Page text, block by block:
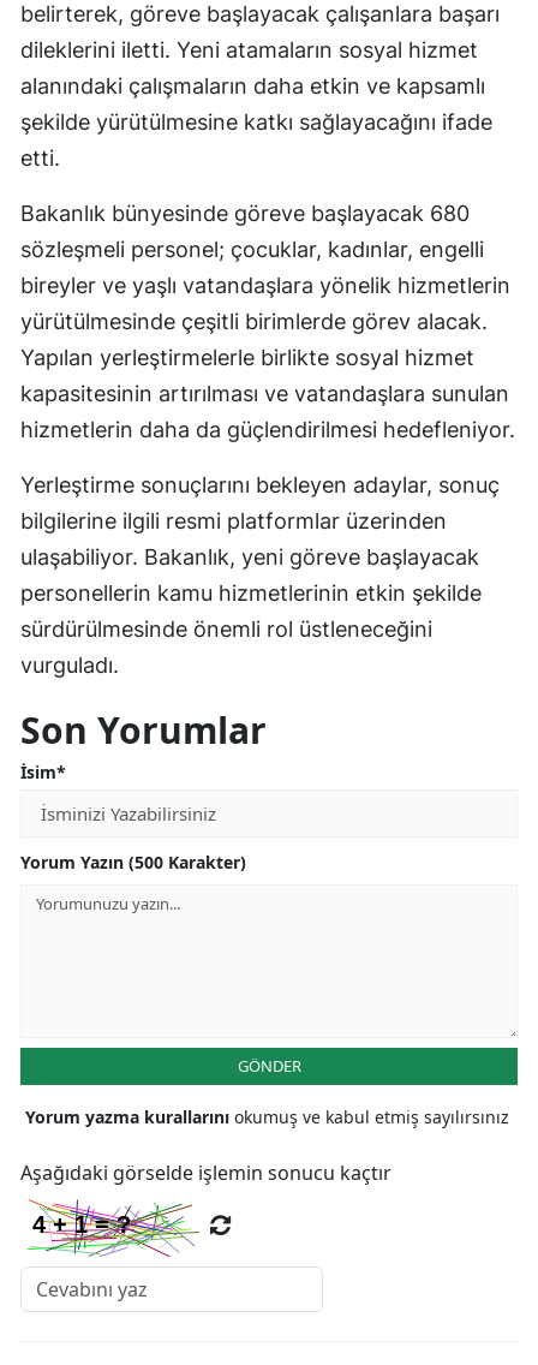
belirterek, göreve başlayacak çalışanlara başarı
dileklerini iletti. Yeni atamaların sosyal hizmet
alanındaki çalışmaların daha etkin ve kapsamlı
şekilde yürütülmesine katkı sağlayacağını ifade
etti.
Bakanlık bünyesinde göreve başlayacak 680
sözleşmeli personel; çocuklar, kadınlar, engelli
bireyler ve yaşlı vatandaşlara yönelik hizmetlerin
yürütülmesinde çeşitli birimlerde görev alacak.
Yapılan yerleştirmelerle birlikte sosyal hizmet
kapasitesinin artırılması ve vatandaşlara sunulan
hizmetlerin daha da güçlendirilmesi hedefleniyor.
Yerleştirme sonuçlarını bekleyen adaylar, sonuç
bilgilerine ilgili resmi platformlar üzerinden
ulaşabiliyor. Bakanlık, yeni göreve başlayacak
personellerin kamu hizmetlerinin etkin şekilde
sürdürülmesinde önemli rol üstleneceğini
vurguladı.
Son Yorumlar
İsim*
Yorum Yazın (500 Karakter)
GÖNDER
Yorum yazma kurallarını okumuş ve kabul etmiş sayılırsınız
Aşağıdaki görselde işlemin sonucu kaçtır